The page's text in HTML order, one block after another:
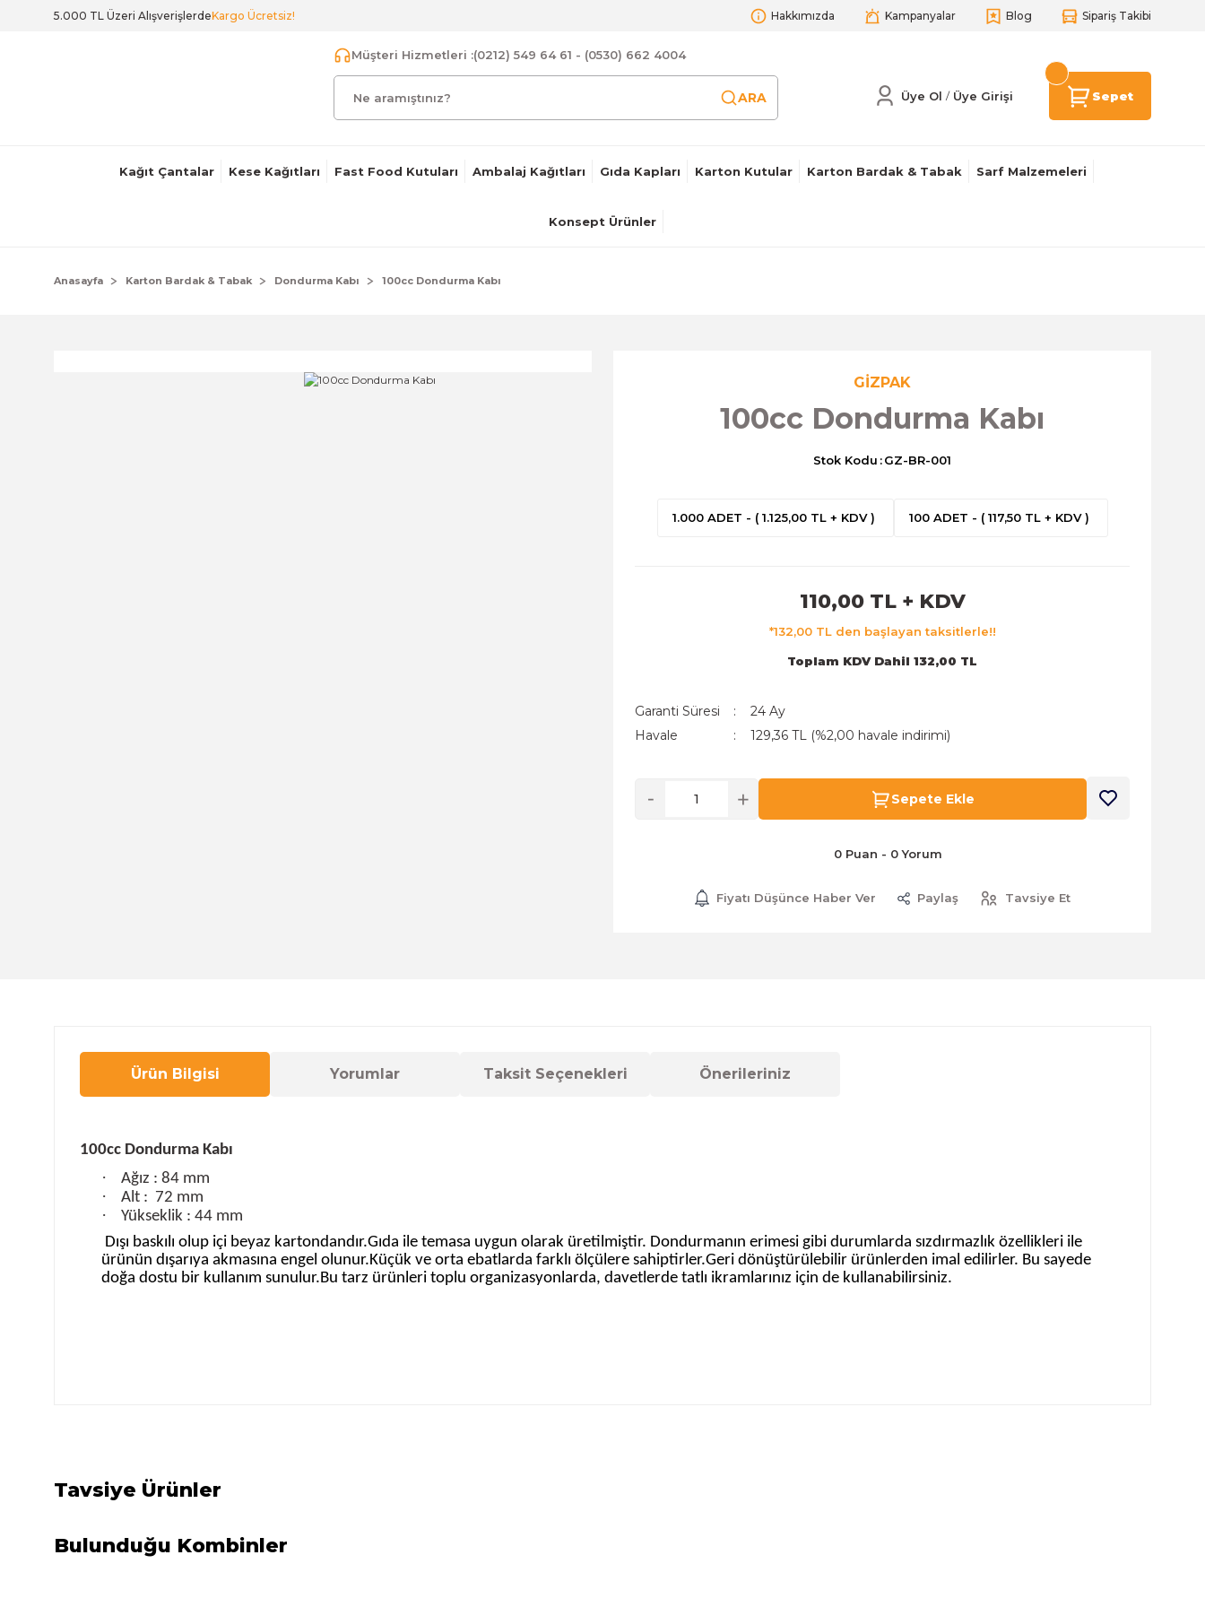
5.000 TL Üzeri AlışverişlerdeKargo Ücretsiz! Hakkımızda Kampanyalar Blog Sipariş Takibi
Müşteri Hizmetleri :(0212) 549 64 61 - (0530) 662 4004
ARA Üye Ol / Üye Girişi Sepet
Kağıt Çantalar Kese Kağıtları Fast Food Kutuları Ambalaj Kağıtları Gıda Kapları Karton Kutular Karton Bardak & Tabak Sarf Malzemeleri
Konsept Ürünler
Anasayfa Karton Bardak & Tabak Dondurma Kabı 100cc Dondurma Kabı
GİZPAK
100cc Dondurma Kabı
Stok Kodu GZ-BR-001
1.000 ADET - ( 1.125,00 TL + KDV ) 100 ADET - ( 117,50 TL + KDV )
110,00 TL + KDV
*132,00 TL den başlayan taksitlerle!!
Toplam KDV Dahil 132,00 TL
Garanti Süresi
24 Ay
Havale
129,36 TL (%2,00 havale indirimi)
Sepete Ekle
0 Puan - 0 Yorum
Fiyatı Düşünce Haber Ver Paylaş Tavsiye Et
Ürün Bilgisi Yorumlar Taksit Seçenekleri Önerileriniz
100cc Dondurma Kabı
· Ağız : 84 mm
· Alt : 72 mm
·
Yükseklik : 44 mm
Dışı baskılı olup içi beyaz kartondandır.Gıda ile temasa uygun olarak üretilmiştir. Dondurmanın erimesi gibi durumlarda sızdırmazlık özellikleri ile
ürünün dışarıya akmasına engel olunur.Küçük ve orta ebatlarda farklı ölçülere sahiptirler.Geri dönüştürülebilir ürünlerden imal edilirler. Bu sayede
doğa dostu bir kullanım sunulur.Bu tarz ürünleri toplu organizasyonlarda, davetlerde tatlı ikramlarınız için de kullanabilirsiniz.
Ürün bilgilerinde hatalar bulunuyor.
Bu ürüne benzer farklı alternatifler olmalı.
Tavsiye Ürünler
200cc Dondurma Kabı
Bulunduğu Kombinler